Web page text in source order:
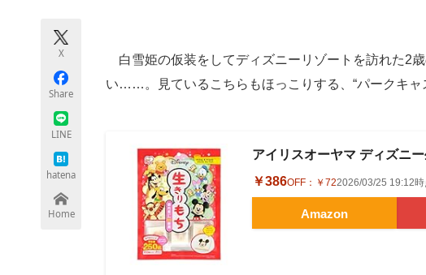
ちょっと気になるネットの話題
X
Share
LINE
hatena
Home
白雪姫の仮装をしてディズニーリゾートを訪れた2
い……。見ているこちらもほっこりする、“パークキャ
アイリスオーヤマ ディズニ
￥386OFF： ￥722026/03/25 19:12
Amazon